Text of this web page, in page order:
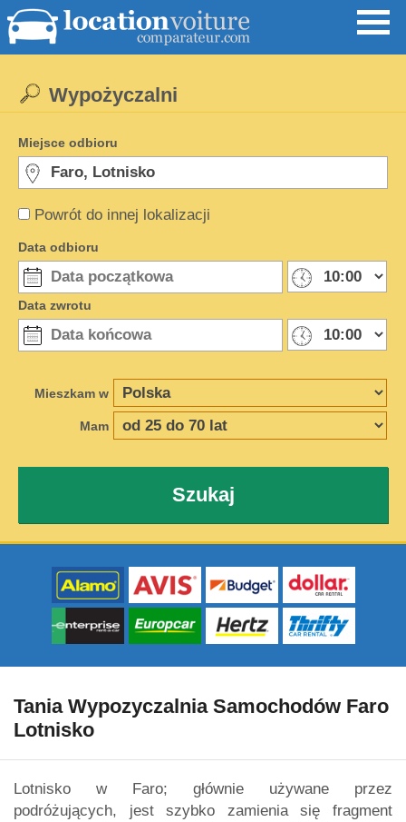
Powrót do innej lokalizacji
Wypożyczalni
Miejsce odbioru
Data odbioru
Data zwrotu
Mieszkam w
Mam
Szukaj
Tania Wypozyczalnia Samochodów Faro
Lotnisko
Lotnisko w Faro; głównie używane przez
podróżujących, jest szybko zamienia się fragment